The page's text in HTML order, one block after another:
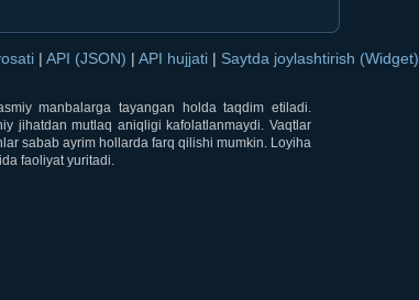
| API (JSON) | API hujjati | Saytda joylashtirish (Widget)
manbalarga tayangan holda taqdim etiladi.
jihatdan mutlaq aniqligi kafolatlanmaydi. Vaqtlar
sabab ayrim hollarda farq qilishi mumkin. Loyiha
faoliyat yuritadi.